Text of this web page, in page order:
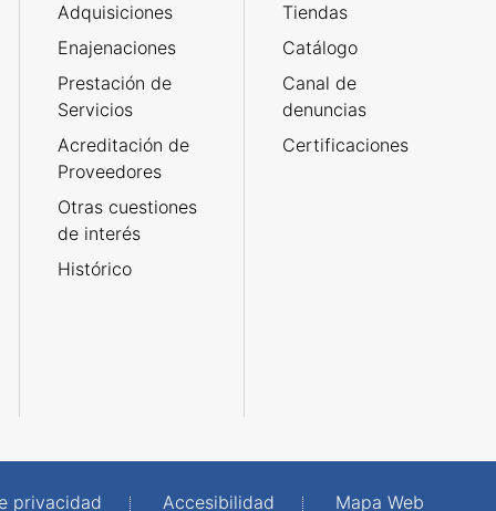
Adquisiciones
Enajenaciones
Prestación de
Servicios
Acreditación de
Proveedores
Otras cuestiones
de interés
Histórico
Tiendas
Catálogo
Canal de
denuncias
Certificaciones
privacidad Accesibilidad Mapa Web